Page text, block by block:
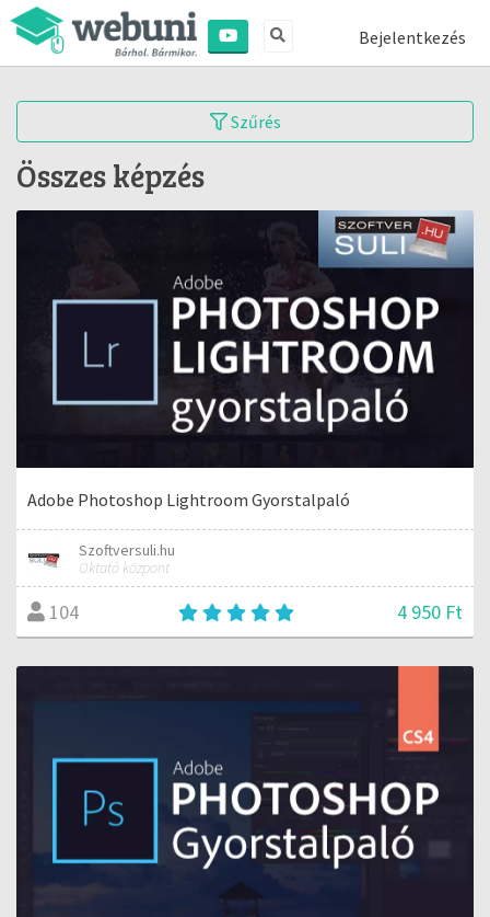
Bejelentkezés
Szűrés
Összes képzés
Adobe Photoshop Lightroom Gyorstalpaló
Szoftversuli.hu
Oktató központ
104 4 950 Ft